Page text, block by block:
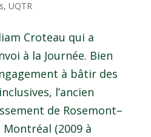
, UQTR
Croteau qui a
à la Journée. Bien
à bâtir des
l’ancien
de Rosemont–
(2009 à